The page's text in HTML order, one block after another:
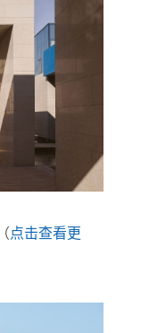
点击查看更